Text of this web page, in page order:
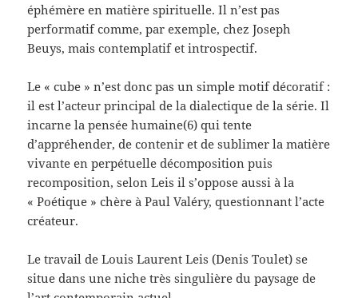
éphémère en matière spirituelle. Il n’est pas
performatif comme, par exemple, chez Joseph
Beuys, mais contemplatif et introspectif.
Le « cube » n’est donc pas un simple motif décoratif :
il est l’acteur principal de la dialectique de la série. Il
incarne la pensée humaine(6) qui tente
d’appréhender, de contenir et de sublimer la matière
vivante en perpétuelle décomposition puis
recomposition, selon Leis il s’oppose aussi à la
« Poétique » chère à Paul Valéry, questionnant l’acte
créateur.
Le travail de Louis Laurent Leis (Denis Toulet) se
situe dans une niche très singulière du paysage de